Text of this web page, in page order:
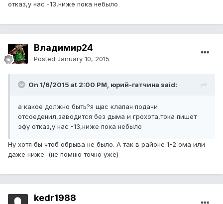
отказ,у нас -13,ниже пока небыло
Владимир24
Posted January 10, 2015
On 1/6/2015 at 2:00 PM, юрий-гатчина said:
а какое должно быть?я щас клапан подачи
отсоеденил,заводится без дыма и грохота,тока пишет
эфу отказ,у нас -13,ниже пока небыло
Ну хотя бы чтоб обрыва не было. А так в районе 1-2 ома или
даже ниже (не помню точно уже)
kedr1988